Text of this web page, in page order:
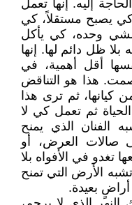
إليه. إنها تعمل
كي يصبح مستقلاً، كي
وحده، كي يأكل
ظل دائم لها. إنها
أقل أهمية، في
هذا هو التناقض
كيانها، ثم ترى هذا
ثم تعمل كي لا
الفنان الذي يمنح
صالات العرض، أو
تغدو في الأفواه بلا
الأرض التي تمنح
أراضٍ بعيدة.